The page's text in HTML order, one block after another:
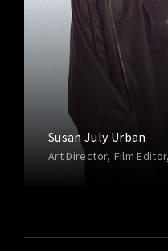
Susan July Urban
Art Director Film Editor